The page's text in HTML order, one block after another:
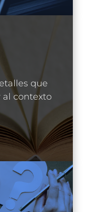
que
al contexto